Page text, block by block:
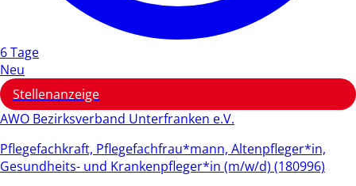
6 Tage
Neu
Stellenanzeige
AWO Bezirksverband Unterfranken e.V.
Pflegefachkraft, Pflegefachfrau*mann, Altenpfleger*in,
Gesundheits- und Krankenpfleger*in (m/w/d) (180996)